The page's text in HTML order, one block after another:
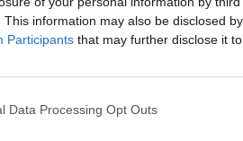
This information may also be disclosed
Participants that may further disclose it
Data Processing Opt Outs
dolgozói és a Magyar
zajlik, a teljes körű
kölcsönző cégen keresztül